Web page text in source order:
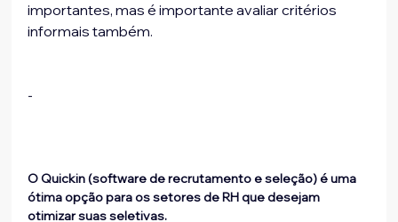
importantes, mas é importante avaliar critérios
informais também.
-
O Quickin (software de recrutamento e seleção) é uma
ótima opção para os setores de RH que desejam
otimizar suas seletivas.